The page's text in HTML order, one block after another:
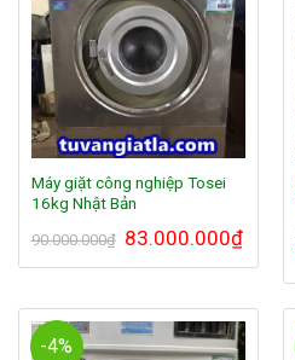
Máy giặt công nghiệp Tosei
16kg Nhật Bản
90.000.000₫ 83.000.000₫
-4%